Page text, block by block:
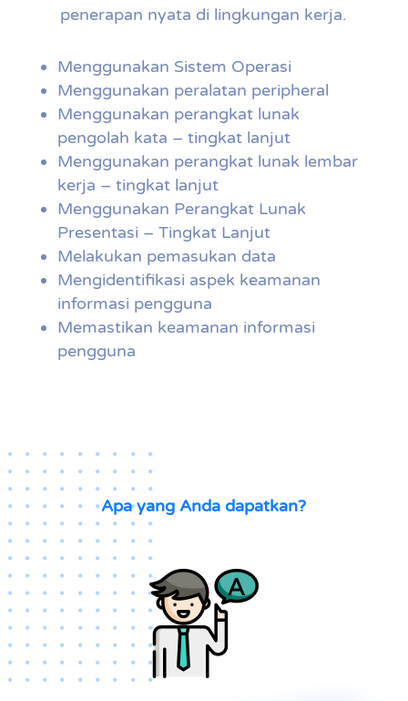
penerapan nyata di lingkungan kerja.
Menggunakan Sistem Operasi
Menggunakan peralatan peripheral
Menggunakan perangkat lunak
pengolah kata – tingkat lanjut
Menggunakan perangkat lunak lembar
kerja – tingkat lanjut
Menggunakan Perangkat Lunak
Presentasi – Tingkat Lanjut
Melakukan pemasukan data
Mengidentifikasi aspek keamanan
informasi pengguna
Memastikan keamanan informasi
pengguna
Apa yang Anda dapatkan?